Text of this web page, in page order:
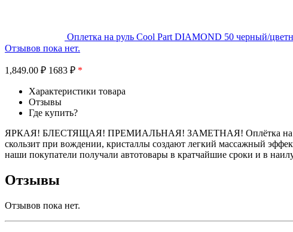
Оплетка на руль Cool Part DIAMOND 50 черный/
Отзывов пока нет.
1,849.00 ₽ 1683 ₽ *
Характеристики товара
Отзывы
Где купить?
ЯРКАЯ! БЛЕСТЯЩАЯ! ПРЕМИАЛЬНАЯ! ЗАМЕТНАЯ! Оплётка на руль
скользит при вождении, кристаллы создают легкий массажный
наши покупатели получали автотовары в кратчайшие сроки и в
Отзывы
Отзывов пока нет.